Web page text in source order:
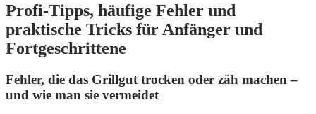
Profi-Tipps, häufige Fehler und
praktische Tricks für Anfänger und
Fortgeschrittene
Fehler, die das Grillgut trocken oder zäh machen –
und wie man sie vermeidet